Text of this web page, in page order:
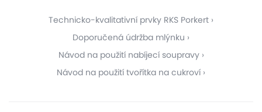
Technicko-kvalitativní prvky RKS Porkert
Doporučená údržba mlýnku
Návod na použití nabíjecí soupravy
Návod na použití tvořítka na cukroví